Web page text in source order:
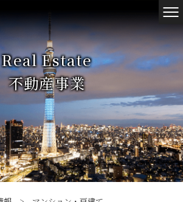
Real Estate
不動産事業